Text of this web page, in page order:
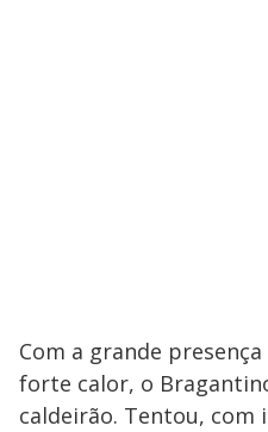
Com a grande
forte calor, o
caldeirão. Tentou, com